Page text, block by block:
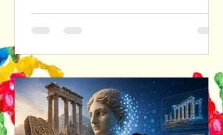
tu jest. Polska–Ukraina–Europa: Nowy
відкриття Центру польсько-
української співпраці. У співпраці з
польським колегою було
підготовлено та представлено